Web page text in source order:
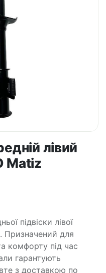
лівий
Matiz
підвіски лівої
Призначений для
комфорту під час
гарантують
з доставкою по